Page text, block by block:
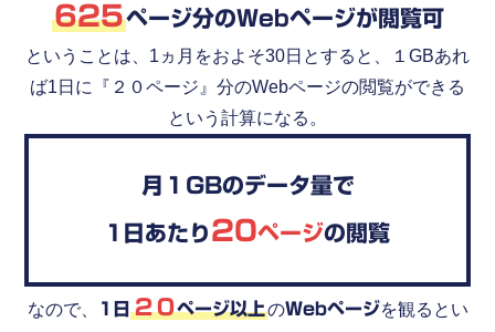
625ページ分のWebページが閲覧可
ということは、1ヵ月をおよそ30日とすると、１GBあれ
ば1日に『２０ページ』分のWebページの閲覧ができる
という計算になる。
月１GBのデータ量で
1日あたり 20ページの閲覧
なので、 1日 ２０ページ以上のWebページを観るとい